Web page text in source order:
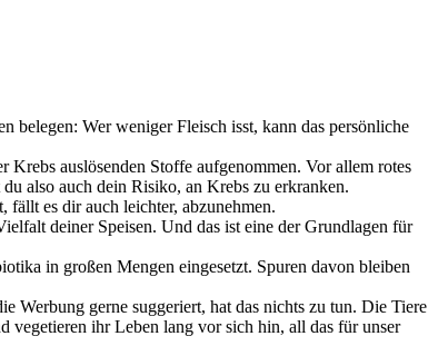
belegen: Wer weniger Fleisch isst, kann das persönliche
auslösenden Stoffe aufgenommen. Vor allem rotes
also auch dein Risiko, an Krebs zu erkranken.
es dir auch leichter, abzunehmen.
deiner Speisen. Und das ist eine der Grundlagen für
in großen Mengen eingesetzt. Spuren davon bleiben
Werbung gerne suggeriert, hat das nichts zu tun. Die Tiere
vegetieren ihr Leben lang vor sich hin, all das für unser